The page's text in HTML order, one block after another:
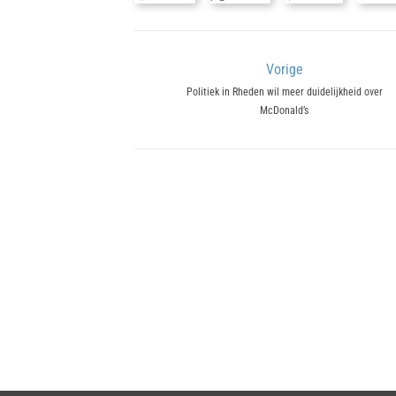
navigatie
Vorige
Previous
Politiek in Rheden wil meer duidelijkheid over
McDonald’s